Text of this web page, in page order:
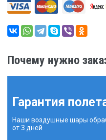
Почему нужно
Гарантия
Наши воздушные шары
от 3 дней